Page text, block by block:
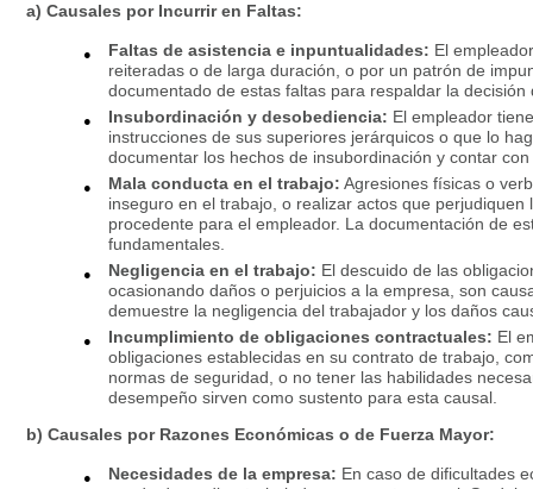
a) Causales por Incurrir en Faltas:
Faltas de asistencia e inpuntualidades: El
reiteradas o de larga duración, o por un patrón de
documentado de estas faltas para respaldar la decisión
Insubordinación y desobediencia: El empleador
instrucciones de sus superiores jerárquicos o que lo
documentar los hechos de insubordinación y contar
Mala conducta en el trabajo: Agresiones físicas o
inseguro en el trabajo, o realizar actos que
procedente para el empleador. La documentación de
fundamentales.
Negligencia en el trabajo: El descuido de las
ocasionando daños o perjuicios a la empresa, son
demuestre la negligencia del trabajador y los daños
Incumplimiento de obligaciones contractuales: El
obligaciones establecidas en su contrato de trabajo,
normas de seguridad, o no tener las habilidades
desempeño sirven como sustento para esta causal.
b) Causales por Razones Económicas o de Fuerza Mayor:
Necesidades de la empresa: En caso de dificultades